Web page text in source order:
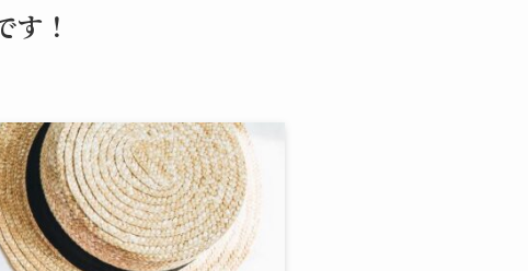
す！